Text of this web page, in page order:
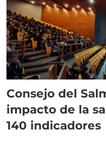
Consejo del
impacto de la
140 indicadores